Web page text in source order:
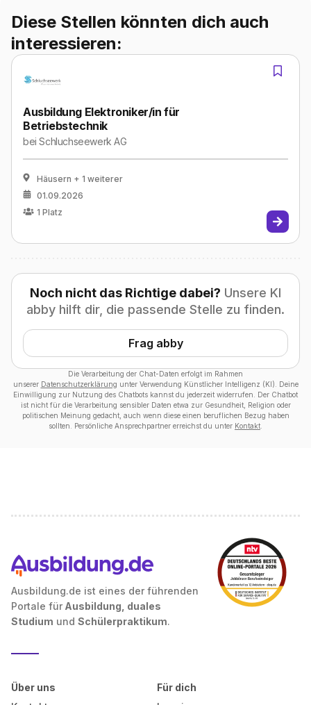
Diese Stellen könnten dich auch
interessieren:
Ausbildung Elektroniker/in für
Betriebstechnik
beiSchluchseewerk AG
Häusern + 1 weiterer
01.09.2026
1 Platz
Noch nicht das Richtige dabei? Unsere KI
abby hilft dir, die passende Stelle zu finden.
Frag abby
Die Verarbeitung der Chat-Daten erfolgt im Rahmen
unserer Datenschutzerklärung unter Verwendung Künstlicher Intelligenz (KI). Deine
Einwilligung zur Nutzung des Chatbots kannst du jederzeit widerrufen. Der Chatbot
ist nicht für die Verarbeitung sensibler Daten etwa zur Gesundheit, Religion oder
politischen Meinung gedacht, auch wenn diese einen beruflichen Bezug haben
sollten. Persönliche Ansprechpartner erreichst du unter Kontakt
Ausbildung.de ist eines der führenden
Portale für Ausbildung, duales
Studium und Schülerpraktikum.
Über uns
Für dich